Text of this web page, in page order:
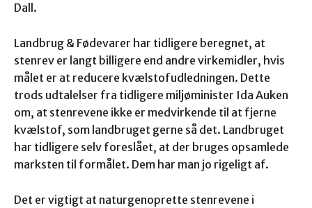
Dall.
Landbrug & Fødevarer har tidligere beregnet, at
stenrev er langt billigere end andre virkemidler, hvis
målet er at reducere kvælstofudledningen. Dette
trods udtalelser fra tidligere miljøminister Ida Auken
om, at stenrevene ikke er medvirkende til at fjerne
kvælstof, som landbruget gerne så det. Landbruget
har tidligere selv foreslået, at der bruges opsamlede
marksten til formålet. Dem har man jo rigeligt af.
Det er vigtigt at naturgenoprette stenrevene i